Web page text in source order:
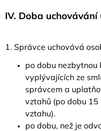
IV. Doba uchovávání
1. Správce uchovává
po dobu
vyplývajících ze
správcem a
vztahů (po dobu 15
vztahu).
po dobu, než je